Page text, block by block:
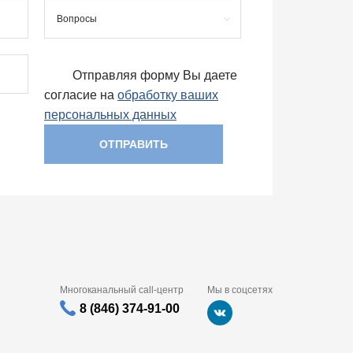
Вопросы
Отправляя форму Вы даете
согласие на обработку ваших
персональных данных
ОТПРАВИТЬ
Многоканальный call-центр
8 (846) 374-91-00
Мы в соцсетях